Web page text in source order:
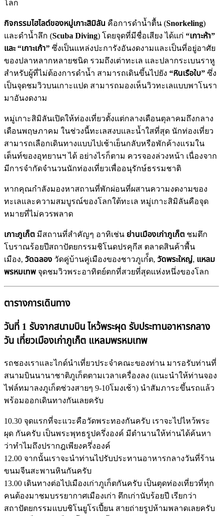
โลก
กิจกรรมไฮไลต์ของหมู่เกาะสิมิลัน คือการดำน้ำตื้น (Snorkeling)
และดำน้ำลึก (Scuba Diving) โดยจุดที่มีชื่อเสียง ได้แก่ “เกาะห้า”
และ “เกาะเก้า” ซึ่งเป็นแหล่งปะการังอันงดงามและเป็นที่อยู่อาศัย
ของปลาหลากหลายชนิด รวมถึงเต่าทะเล และปลากระเบนราหู
สำหรับผู้ที่ไม่ต้องการดำน้ำ สามารถเดินขึ้นไปยัง “หินเรือใบ” ซึ่ง
เป็นจุดชมวิวบนเกาะแปด สามารถมองเห็นวิวทะเลแบบพาโนรา
มาอันงดงาม
หมู่เกาะสิมิลันเปิดให้ท่องเที่ยวตั้งแต่กลางเดือนตุลาคมถึงกลาง
เดือนพฤษภาคม ในช่วงนี้ทะเลสงบและน้ำใสที่สุด นักท่องเที่ยว
สามารถเลือกเดินทางแบบไปเช้าเย็นกลับหรือพักค้างแรมใน
เต็นท์ของอุทยานฯ ได้ อย่างไรก็ตาม ควรจองล่วงหน้า เนื่องจาก
มีการจำกัดจำนวนนักท่องเที่ยวเพื่ออนุรักษ์ธรรมชาติ
หากคุณกำลังมองหาสถานที่พักผ่อนที่ผสานความงดงามของ
ทะเลและความสมบูรณ์ของโลกใต้ทะเล หมู่เกาะสิมิลันคือจุด
หมายที่ไม่ควรพลาด
เกาะภูเก็ต มีสถานที่สำคัญๆ อาทิเช่น ย่านเมืองเก่าภูเก็ต ชมตึก
โบราณร้อยปีสถาปัตยกรรมชิโนดปรคุกีส ตลาดสินค้าพื้น
เมือง, วัดฉลอง วัดคู่บ้านคู่เมืองของชาวภูเก๋็ต, วัดพระใหญ่, แหลม
พรหมเทพ จุดชมวิวพระอาทิตย์ตกที่สวยที่สุดแห่งหนึ่งของโลก
ตารางการเดินทาง
วันที่ 1 รับจากสนามบิน ไหว้พระผุด รับประทานอาหารกลาง
วัน เที่ยวเมืองเก่าภูเก็ต แหลมพรหมเทพ
รถชองเราและไกด์นำเที่ยวประจำคณะของท่าน มารอรับท่านที่
สนามบินนานาชาติภูเก็ตตามเวลาเครื่องลง (แนะนำให้ท่านจอง
ไฟล์ทมาลงภูเก็ตช่วงสายๆ 9-10โมงเช้า) นำสัมภาระขึ้นรถแล้ว
พร้อมออกเดินทางกันเลยครับ
10.30 จุดแรกที่จะแวะคือวัดพระทองกันครับ เราจะไปไหว้พระ
ผุด กันครับ เป็นพระพุทธรูปครึ่งองค์ มีตำนานให้ท่านได้ค้นหา
ว่าทำไมถึงปรากฎเพียงครึ่งองค์
12.00 จากนั้นเราจะนำท่านไปรับประทานอาหารกลางวันที่ร้าน
ขนมจีนสะพานหินกันครับ
13.00 เดินทางต่อไปเมืองเก่าภูเก็ตกันครับ เป็นตุดท่องเที่ยวที่ทุก
คนต้องมาชมบรรยากาศเมืองเก่า ตึกเก่านับร้อยปี เรียกว่า
สถาปัตยกรรมแบบชิโนยูโรเปี้ยน สายถ่ายรูปห้ามพลาดเลยครับ